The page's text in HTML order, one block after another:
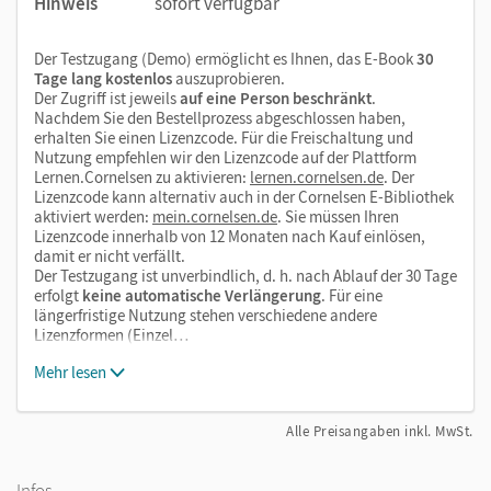
Der Testzugang (Demo) ermöglicht es Ihnen, das E-Book30
Tage lang kostenlosauszuprobieren.
Der Zugriff ist jeweilsauf eine Person beschränkt.
Nachdem Sie den Bestellprozess abgeschlossen haben,
erhalten Sie einen Lizenzcode. Für die Freischaltung und
Nutzung empfehlen wir den Lizenzcode auf der Plattform
Lernen.Cornelsen zu aktivieren: lernen.cornelsen.de. Der
Lizenzcode kann alternativ auch in der Cornelsen E-Bibliothek
aktiviert werden: mein.cornelsen.de. Sie müssen Ihren
Lizenzcode innerhalb von 12 Monaten nach Kauf einlösen,
damit er nicht verfällt.
Der Testzugang ist unverbindlich, d. h. nach Ablauf der 30 Tage
erfolgt keine automatische Verlängerung. Für eine
längerfristige Nutzung stehen verschiedene andere
Lizenzformen (Einzel…
Mehr lesen
Alle Preisangaben inkl. MwSt.